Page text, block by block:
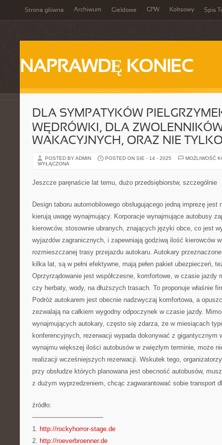
Strona główna Archiwum Giełdowe GPW Koksowy Spis
NAPRAWDĘ KONIEC
DLA SYMPATYKÓW
WĘDRÓWKI, DLA
WAKACYJNYCH, ORAZ NIE
POSTED BY ADMIN POSTED ON SIE - 14 - 2025
MOŻLIWOŚĆ
WYŁĄCZONA
Jeszcze paręnaście lat temu, dużo przedsiębiorstw, szczególnie
Design taboru automobilowego obsługującego jedną imprezę jest
kierują uwagę wynajmujący. Korporacje wynajmujące autobusy
kierowców, stosownie ubranych, znających języki obce, co jest
wyjazdów zagranicznych, i zapewniają godziwą ilość kierowców
rozmieszczanej trasy przejazdu autokaru. Autokary
kilka lat, są w pełni efektywne, mają pełen pakiet ubezpieczeń,
Oprzyrządowanie jest współczesne, komfortowe, w czasie jazdy
czy herbaty, wody, na dłuższych trasach. To proponuje właśnie
Podróż autokarem jest obecnie nadzwyczaj komfortowa, a
zezwalają na całkiem wygodny odpoczynek w czasie jazdy.
wynajmujących autokary, często się zdarza, że w miesiącach
konferencyjnych, rezerwacji wypada dokonywać z gigantycznym
wynajmu większej ilości autobusów w zwięzłym terminie, może
realizacji wcześniejszych rezerwacji. Wskutek tego,
przy obsłudze których planowana jest obecność autobusów,
z dużym wyprzedzeniem, chcąc zagwarantować sobie transport
źródło:
———————————
1. http://rockyhorror-stage.de
2. http://roeverbroenner.de